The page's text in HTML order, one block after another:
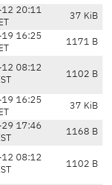
20:11
37 KiB
16:25
1171 B
08:12
1102 B
16:25
37 KiB
17:46
1168 B
08:12
1102 B